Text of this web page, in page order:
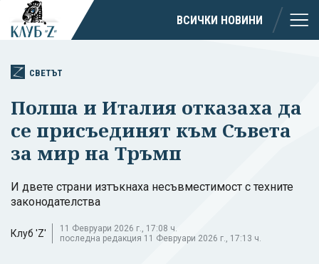
ВСИЧКИ НОВИНИ
СВЕТЪТ
Полша и Италия отказаха да
се присъединят към Съвета
за мир на Тръмп
И двете страни изтъкнаха несъвместимост с техните
законодателства
Клуб 'Z'
11 Февруари 2026 г., 17:08 ч.
последна редакция 11 Февруари 2026 г., 17:13 ч.